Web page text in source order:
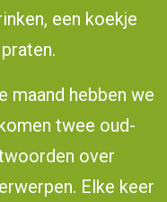
een koekje
maand hebben we
twee oud-
over
Elke keer